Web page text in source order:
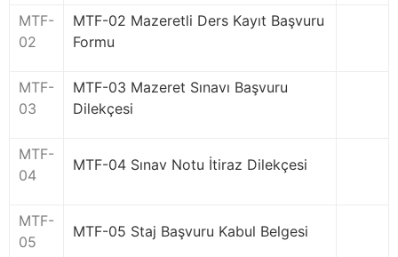
MTF-
02
MTF-02 Mazeretli Ders Kayıt Başvuru
Formu
MTF-
03
MTF-03 Mazeret Sınavı Başvuru
Dilekçesi
MTF-
04
MTF-04 Sınav Notu İtiraz Dilekçesi
MTF-
05
MTF-05 Staj Başvuru Kabul Belgesi